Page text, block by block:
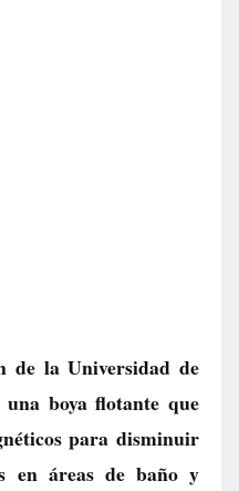
de la Universidad de
boya flotante que
para disminuir
en áreas de baño y